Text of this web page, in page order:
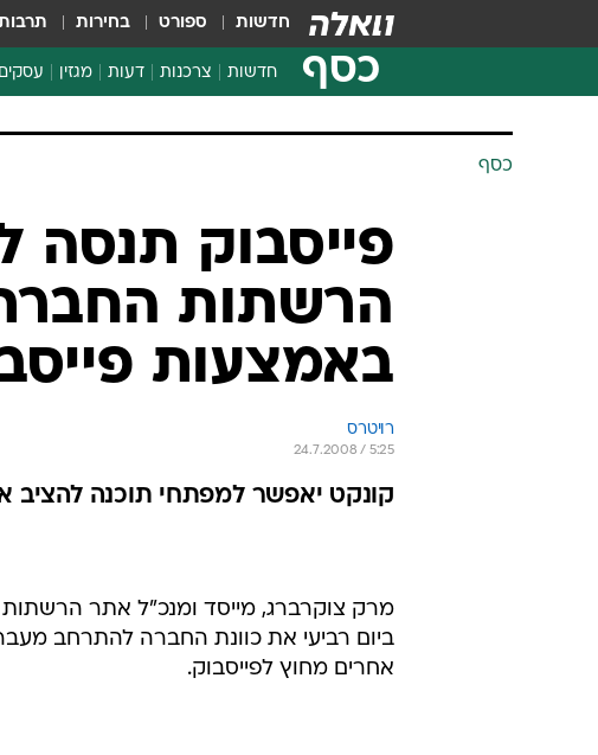
חדשות ספורט בחירות
כסף חדשות צרכנות
צרכנות פיננסית
דעות מגזין
כסף
פייסבוק
הרשתות
באמצעות
רויטרס
24.7.2008 / 5:25
קונקט יאפשר למפתחי תוכנה להציב
ביום רביעי את כוונת החברה להתרחב
אחרים מחוץ לפייסבוק.